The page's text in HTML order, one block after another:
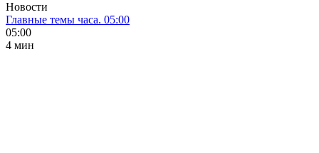
Новости
Главные темы часа. 05:00
05:00
4 мин